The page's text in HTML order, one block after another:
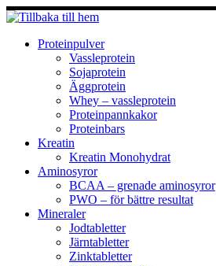
Hoppa
till
innehållProteinpulver
Vassleprotein
Sojaprotein
Äggprotein
Whey – vassleprotein
Proteinpannkakor
Proteinbars
Kreatin
Kreatin Monohydrat
Aminosyror
BCAA – grenade aminosyror
PWO – för bättre resultat
Mineraler
Jodtabletter
Järntabletter
Zinktabletter